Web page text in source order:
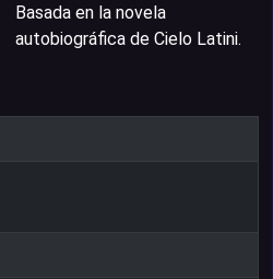
Basada en la novela
autobiográfica de Cielo Latini.